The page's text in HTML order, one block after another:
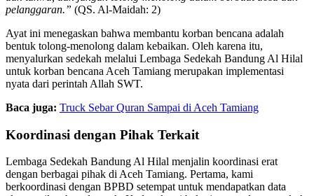
pelanggaran.” (QS. Al-Maidah: 2)
Ayat ini menegaskan bahwa membantu korban bencana adalah
bentuk tolong-menolong dalam kebaikan. Oleh karena itu,
menyalurkan sedekah melalui Lembaga Sedekah Bandung Al Hilal
untuk korban bencana Aceh Tamiang merupakan implementasi
nyata dari perintah Allah SWT.
Baca juga: Truck Sebar Quran Sampai di Aceh Tamiang
Koordinasi dengan Pihak Terkait
Lembaga Sedekah Bandung Al Hilal menjalin koordinasi erat
dengan berbagai pihak di Aceh Tamiang. Pertama, kami
berkoordinasi dengan BPBD setempat untuk mendapatkan data